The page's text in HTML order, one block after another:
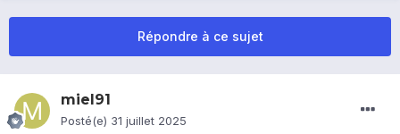
Répondre à ce sujet
miel91
Posté(e) 31 juillet 2025